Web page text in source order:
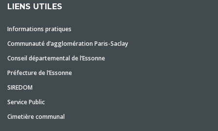
LIENS UTILES
Informations pratiques
Communauté d’agglomération Paris-Saclay
Conseil départemental de l’Essonne
Préfecture de l’Essonne
SIREDOM
Service Public
Cimetière communal